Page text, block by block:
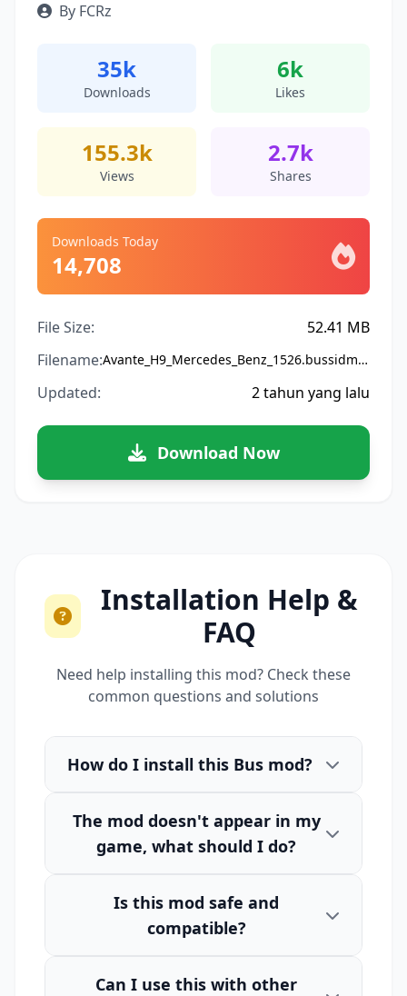
By FCRz
35k
Downloads
6k
Likes
155.3k
Views
2.7k
Shares
Downloads Today
14,708
File Size:
52.41 MB
Filename:
Avante_H9_Mercedes_Benz_1526.bussidmod
Updated: 2 tahun yang lalu
Download Now
Installation Help &
FAQ
Need help installing this mod? Check these
common questions and solutions
How do I install this Bus mod?
The mod doesn't appear in my
game, what should I do?
Is this mod safe and
compatible?
Can I use this with other